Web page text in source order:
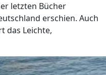
letzten Bücher
erschien. Auch
das Leichte,